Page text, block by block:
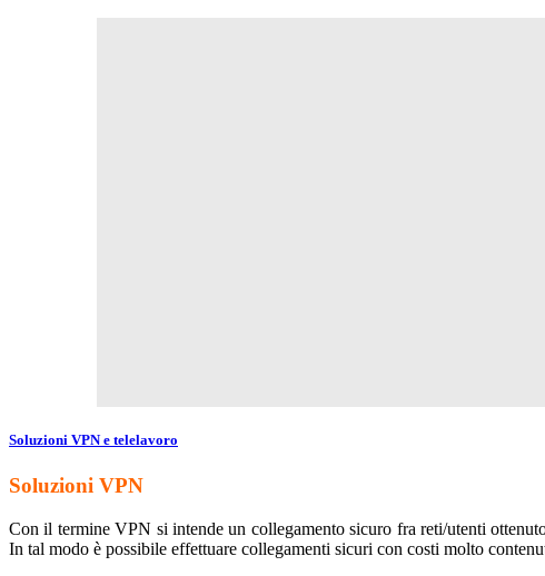
Soluzioni VPN e telelavoro
Soluzioni VPN
Con il termine VPN si intende un collegamento sicuro fra reti/utenti
In tal modo è possibile effettuare collegamenti sicuri con costi molto